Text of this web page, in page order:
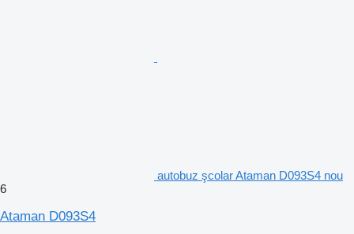
autobuz şcolar Ataman D093S4 nou
6
Ataman D093S4